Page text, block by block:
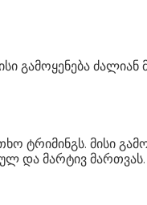
გამოყენება ძალიან
ტრიმინგს. მისი
და მარტივ მართვას.